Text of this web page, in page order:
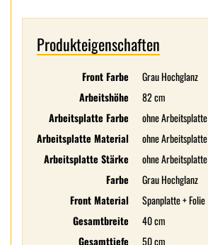
Produkteigenschaften
Front Farbe
Grau Hochglanz
Arbeitshöhe
82 cm
Arbeitsplatte Farbe
ohne Arbeitsplatte
Arbeitsplatte Material
ohne Arbeitsplatte
Arbeitsplatte Stärke
ohne Arbeitsplatte
Farbe
Grau Hochglanz
Front Material
Spanplatte + Folie
Gesamtbreite
40 cm
Gesamttiefe
50 cm